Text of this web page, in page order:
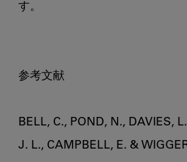
す。
参考文献
BELL, C., POND, N., DAVIES,
J. L., CAMPBELL, E. &